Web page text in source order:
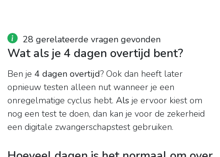
28 gerelateerde vragen gevonden
Wat als je 4 dagen overtijd bent?
Ben je 4 dagen overtijd? Ook dan heeft later
opnieuw testen alleen nut wanneer je een
onregelmatige cyclus hebt. Als je ervoor kiest om
nog een test te doen, dan kan je voor de zekerheid
een digitale zwangerschapstest gebruiken.